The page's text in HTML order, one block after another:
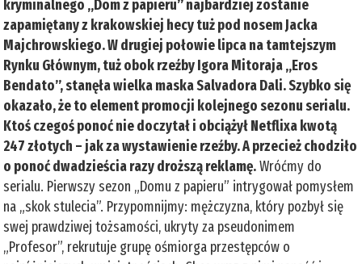
kryminalnego „Dom z papieru” najbardziej zostanie
zapamiętany z krakowskiej hecy tuż pod nosem Jacka
Majchrowskiego. W drugiej połowie lipca na tamtejszym
Rynku Głównym, tuż obok rzeźby Igora Mitoraja „Eros
Bendato”, stanęła wielka maska Salvadora Dali. Szybko się
okazało, że to element promocji kolejnego sezonu serialu.
Ktoś czegoś ponoć nie doczytał i obciążył Netflixa kwotą
247 złotych – jak za wystawienie rzeźby. A przecież chodziło
o ponoć dwadzieścia razy droższą reklamę.Wróćmy do
serialu. Pierwszy sezon „Domu z papieru” intrygował pomysłem
na „skok stulecia”. Przypomnijmy: mężczyzna, który pozbył się
swej prawdziwej tożsamości, ukryty za pseudonimem
„Profesor”, rekrutuje grupę ośmiorga przestępców o